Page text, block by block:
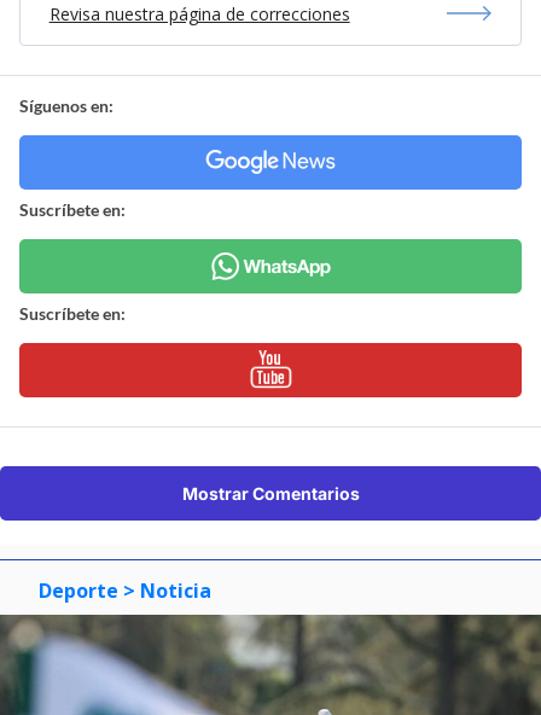
Revisa nuestra página de correcciones
Síguenos en:
Suscríbete en:
Suscríbete en:
Mostrar Comentarios
Deporte > Noticia